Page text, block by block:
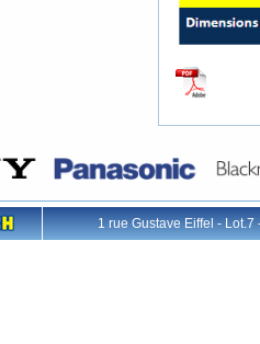
1 rue Gustave Eiffel -